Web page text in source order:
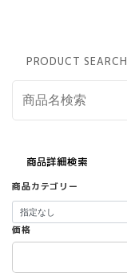
PRODUCT SEARCH
商品詳細検索
商品カテゴリー
価格